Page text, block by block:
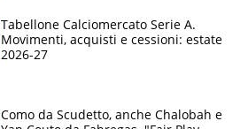
Tabellone Calciomercato Serie A.
Movimenti, acquisti e cessioni: estate
2026-27
Como da Scudetto, anche Chalobah e